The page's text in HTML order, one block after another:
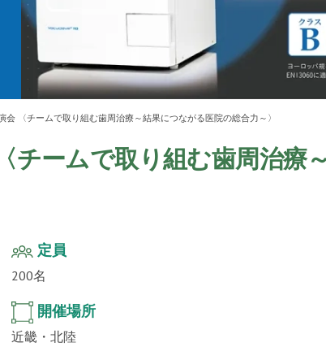
会 〈チームで取り組む歯周治療～結果につながる医院の総合力～〉
チームで取り組む歯周治療
定員
200名
開催場所
近畿・北陸